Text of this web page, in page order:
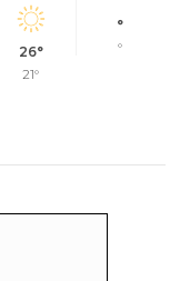
26°
21°
°
°